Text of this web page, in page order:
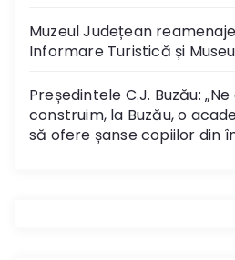
Muzeul Județean
Informare Turistică și
Președintele C.J. Buzău:
construim, la Buzău, o
să ofere șanse copiilor din